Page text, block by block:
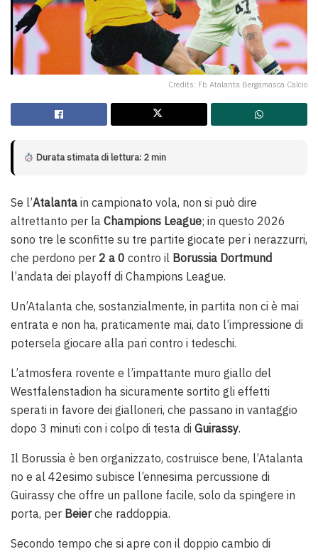
Credits: Fb Atalanta Bergamasca Calcio
Durata stimata di lettura: 2 min
Se l’Atalanta in campionato vola, non si può dire
altrettanto per la Champions League; in questo 2026
sono tre le sconfitte su tre partite giocate per i nerazzurri,
che perdono per 2 a 0 contro il Borussia Dortmund
l’andata dei playoff di Champions League.
Un’Atalanta che, sostanzialmente, in partita non ci è mai
entrata e non ha, praticamente mai, dato l’impressione di
potersela giocare alla pari contro i tedeschi.
L’atmosfera rovente e l’impattante muro giallo del
Westfalenstadion ha sicuramente sortito gli effetti
sperati in favore dei gialloneri, che passano in vantaggio
dopo 3 minuti con i colpo di testa di Guirassy.
Il Borussia è ben organizzato, costruisce bene, l’Atalanta
no e al 42esimo subisce l’ennesima percussione di
Guirassy che offre un pallone facile, solo da spingere in
porta, per Beierche raddoppia.
Secondo tempo che si apre con il doppio cambio di